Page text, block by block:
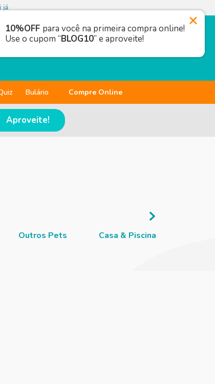
já
Bulário Compre Online
Aproveite!
Outros Pets Casa & Piscina
10%OFF para você na primeira compra online!
Use o cupom “BLOG10” e aproveite!